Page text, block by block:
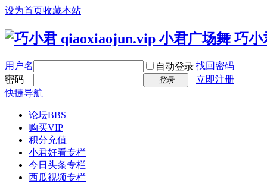
设为首页收藏本站
用户名 自动登录 找回密码
密码
登录
立即注册
快捷导航
论坛BBS
购买VIP
积分充值
小君好看专栏
今日头条专栏
西瓜视频专栏